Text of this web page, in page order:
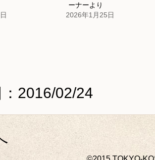
ーナーより
2026年1月25日
2016/02/24